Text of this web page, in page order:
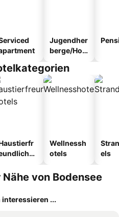
Jugendher
berge/Hos
Wellnessh
otels
els
von Bodensee
interessieren ...